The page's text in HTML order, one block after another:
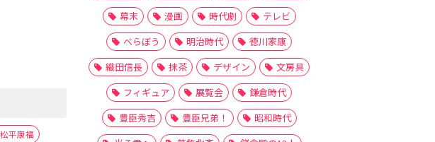
松平康福
幕末
漫画 時代劇
テレビ
べらぼう
明治時代
徳川家康
織田信長
抹茶 デザイン
文房具
フィギュア
展覧会
鎌倉時代
豊臣秀吉
豊臣兄弟！
昭和時代